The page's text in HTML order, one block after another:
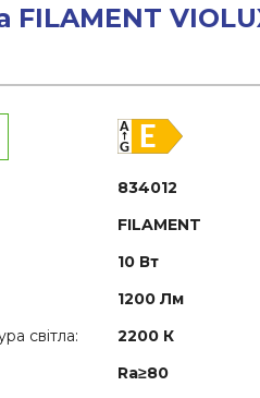
FILAMENT
834012
FILAMENT
10 Вт
1200 Лм
світла:
2200 К
Ra≥80